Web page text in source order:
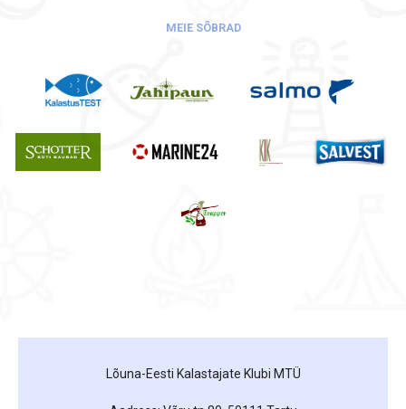
MEIE SÕBRAD
Lõuna-Eesti Kalastajate Klubi MTÜ